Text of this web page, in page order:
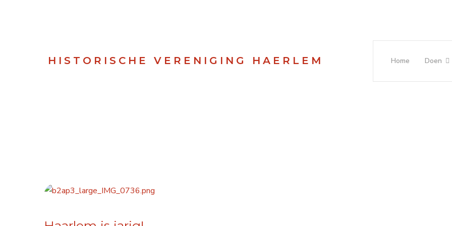
HISTORISCHE VERENIGING HAERLEM Home Doen